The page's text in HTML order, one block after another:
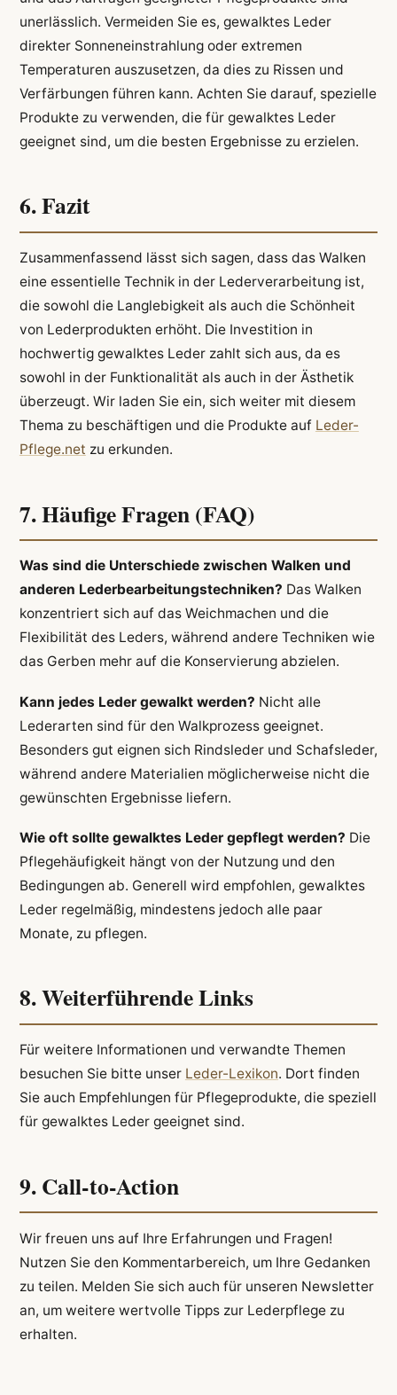
unerlässlich. Vermeiden Sie es, gewalktes Leder
direkter Sonneneinstrahlung oder extremen
Temperaturen auszusetzen, da dies zu Rissen und
Verfärbungen führen kann. Achten Sie darauf, spezielle
Produkte zu verwenden, die für gewalktes Leder
geeignet sind, um die besten Ergebnisse zu erzielen.
6. Fazit
Zusammenfassend lässt sich sagen, dass das Walken
eine essentielle Technik in der Lederverarbeitung ist,
die sowohl die Langlebigkeit als auch die Schönheit
von Lederprodukten erhöht. Die Investition in
hochwertig gewalktes Leder zahlt sich aus, da es
sowohl in der Funktionalität als auch in der Ästhetik
überzeugt. Wir laden Sie ein, sich weiter mit diesem
Thema zu beschäftigen und die Produkte auf Leder-
Pflege.net zu erkunden.
7. Häufige Fragen (FAQ)
Was sind die Unterschiede zwischen Walken und
anderen Lederbearbeitungstechniken? Das Walken
konzentriert sich auf das Weichmachen und die
Flexibilität des Leders, während andere Techniken wie
das Gerben mehr auf die Konservierung abzielen.
Kann jedes Leder gewalkt werden? Nicht alle
Lederarten sind für den Walkprozess geeignet.
Besonders gut eignen sich Rindsleder und Schafsleder,
während andere Materialien möglicherweise nicht die
gewünschten Ergebnisse liefern.
Wie oft sollte gewalktes Leder gepflegt werden? Die
Pflegehäufigkeit hängt von der Nutzung und den
Bedingungen ab. Generell wird empfohlen, gewalktes
Leder regelmäßig, mindestens jedoch alle paar
Monate, zu pflegen.
8. Weiterführende Links
Für weitere Informationen und verwandte Themen
besuchen Sie bitte unser Leder-Lexikon. Dort finden
Sie auch Empfehlungen für Pflegeprodukte, die speziell
für gewalktes Leder geeignet sind.
9. Call-to-Action
Wir freuen uns auf Ihre Erfahrungen und Fragen!
Nutzen Sie den Kommentarbereich, um Ihre Gedanken
zu teilen. Melden Sie sich auch für unseren Newsletter
an, um weitere wertvolle Tipps zur Lederpflege zu
erhalten.